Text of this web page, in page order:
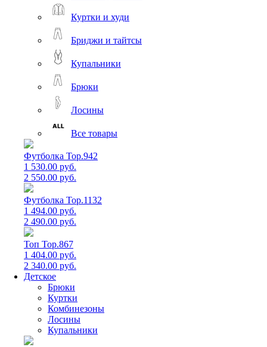
Куртки и худи
Бриджи и тайтсы
Купальники
Брюки
Лосины
Все товары
Футболка Top.942
1 530.00 руб.
2 550.00 руб.
Футболка Top.1132
1 494.00 руб.
2 490.00 руб.
Топ Top.867
1 404.00 руб.
2 340.00 руб.
Детское
Брюки
Куртки
Комбинезоны
Лосины
Купальники